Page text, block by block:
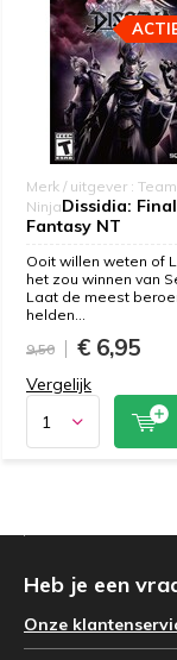
Merk / uitgever : Team
NinjaDissidia: Final
Fantasy NT
Ooit willen weten of
het zou winnen van
Laat de meest
helden...
9,50
€ 6,95
Vergelijk
Heb je een
Onze